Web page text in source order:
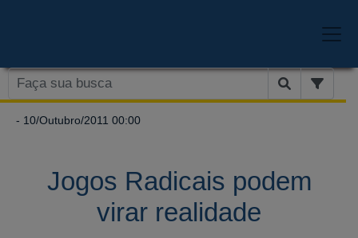
- 10/Outubro/2011 00:00
Jogos Radicais podem
virar realidade